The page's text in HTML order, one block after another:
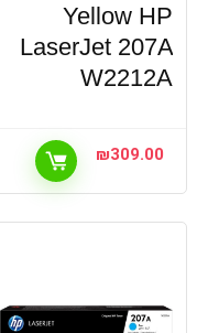
Yellow HP
LaserJet 207A
W2212A
₪309.00